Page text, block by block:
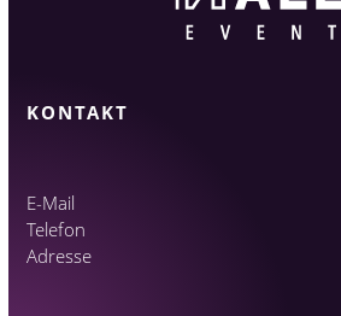
KONTAKT
E-Mail
Telefon
Adresse